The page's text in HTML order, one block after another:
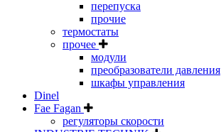
перепуска
прочие
термостаты
прочее
модули
преобразователи давления
шкафы управления
Dinel
Fae Fagan
регуляторы скорости